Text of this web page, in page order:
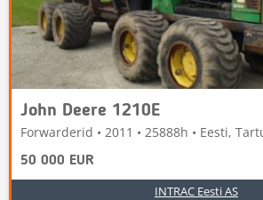
John Deere 1210E
Forwarderid • 2011 • 25888h • Eesti,
50 000 EUR
INTRAC Eesti AS